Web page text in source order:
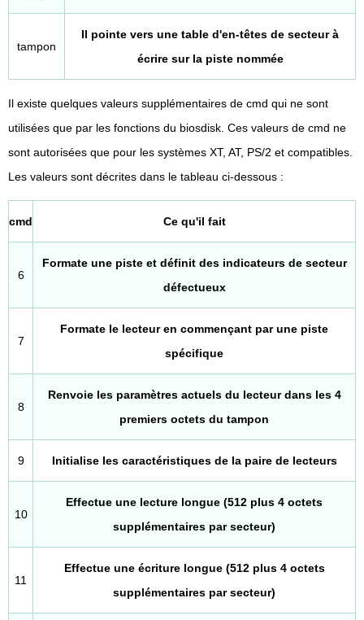
tampon
Il pointe vers une table d'en-têtes de secteur à
écrire sur la piste nommée
Il existe quelques valeurs supplémentaires de cmd qui ne sont
utilisées que par les fonctions du biosdisk. Ces valeurs de cmd ne
sont autorisées que pour les systèmes XT, AT, PS/2 et compatibles.
Les valeurs sont décrites dans le tableau ci-dessous :
cmd Ce qu'il fait
6
Formate une piste et définit des indicateurs de secteur
défectueux
7
Formate le lecteur en commençant par une piste
spécifique
8
Renvoie les paramètres actuels du lecteur dans les 4
premiers octets du tampon
9 Initialise les caractéristiques de la paire de lecteurs
10
Effectue une lecture longue (512 plus 4 octets
supplémentaires par secteur)
11
Effectue une écriture longue (512 plus 4 octets
supplémentaires par secteur)